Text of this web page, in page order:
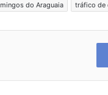
do Araguaia tráfico de